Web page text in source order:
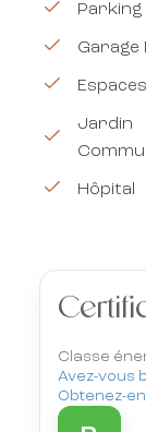
Parking
Garage
Jardin
Hôpital
Classe
Avez-vous
Obtenez-en